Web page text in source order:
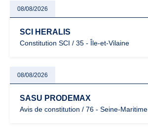
08/08/2026
SCI HERALIS
Constitution SCI / 35 - Île-et-Vilaine
08/08/2026
SASU PRODEMAX
Avis de constitution / 76 - Seine-Maritime